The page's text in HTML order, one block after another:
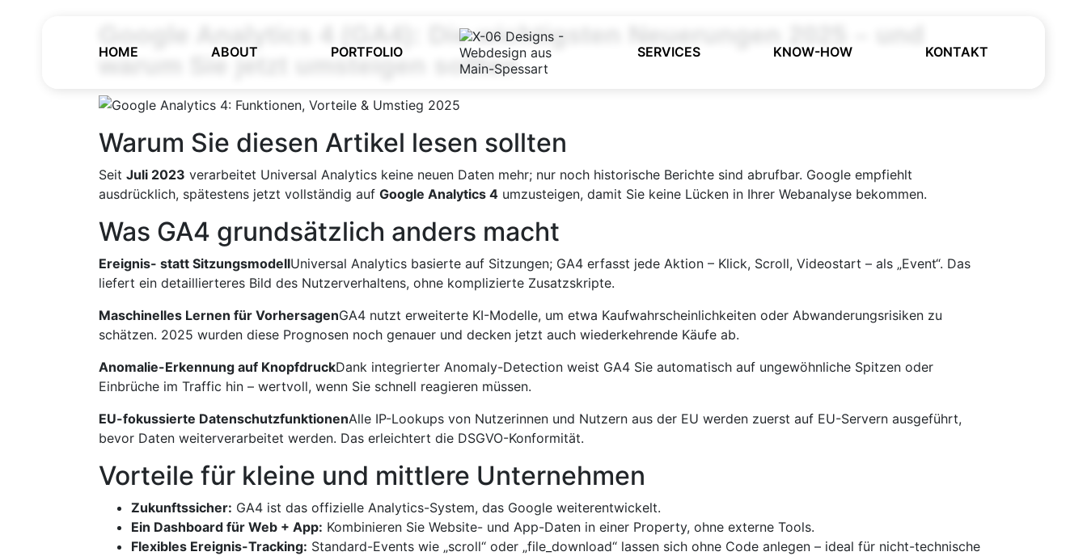
HOME ABOUT PORTFOLIO SERVICES KNOW-HOW KONTAKT
Google Analytics 4 (GA4): Die wichtigsten Neuerungen 2025 – und
warum Sie jetzt umsteigen sollten
Warum Sie diesen Artikel lesen sollten
Seit Juli 2023 verarbeitet Universal Analytics keine neuen Daten mehr; nur noch historische Berichte sind abrufbar. Google empfiehlt
ausdrücklich, spätestens jetzt vollständig auf Google Analytics 4 umzusteigen, damit Sie keine Lücken in Ihrer Webanalyse bekommen.
Was GA4 grundsätzlich anders macht
Ereignis- statt SitzungsmodellUniversal Analytics basierte auf Sitzungen; GA4 erfasst jede Aktion – Klick, Scroll, Video­start – als „Event“. Das
liefert ein detaillierteres Bild des Nutzer­verhaltens, ohne komplizierte Zusatz­skripte.
Maschinelles Lernen für VorhersagenGA4 nutzt erweiterte KI-Modelle, um etwa Kauf­wahrscheinlichkeiten oder Abwanderungs­risiken zu
schätzen. 2025 wurden diese Prognosen noch genauer und decken jetzt auch wiederkehrende Käufe ab.
Anomalie-Erkennung auf KnopfdruckDank integrierter Anomaly-Detection weist GA4 Sie automatisch auf ungewöhnliche Spitzen oder
Einbrüche im Traffic hin – wertvoll, wenn Sie schnell reagieren müssen.
EU-fokussierte Datenschutz­funktionenAlle IP-Lookups von Nutzerinnen und Nutzern aus der EU werden zuerst auf EU-Servern ausgeführt,
bevor Daten weiterverarbeitet werden. Das erleichtert die DSGVO-Konformität.
Vorteile für kleine und mittlere Unternehmen
Zukunftssicher: GA4 ist das offizielle Analytics-System, das Google weiterentwickelt.
Ein Dashboard für Web + App: Kombinieren Sie Website- und App-Daten in einer Property, ohne externe Tools.
Flexibles Ereignis-Tracking: Standard-Events wie „scroll“ oder „file_download“ lassen sich ohne Code anlegen – ideal für nicht-technische